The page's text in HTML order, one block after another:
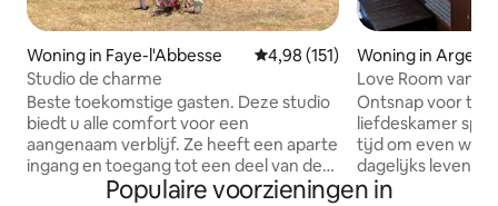
Woning in Faye-l'Abbesse Gemiddelde beoordeling van
4,98 (151)
Studio de charme
Beste toekomstige gasten. Deze studio
biedt u alle comfort voor een
aangenaam verblijf. Ze heeft een aparte
ingang en toegang tot een deel van de
tuin, een ontspanningshoek. In het dorp
Woning in
Love Room van
bij Puy du Fou)
Ontsnap voor
liefdeskamer speciaal
tijd om even weg
dagelijks leven,
uitsluitend is
Populaire voorzieningen in